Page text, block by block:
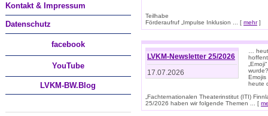
Kontakt & Impressum
Datenschutz
facebook
YouTube
LVKM-BW.Blog
Teilhabe
Förderaufruf „Impulse Inklusion ... [ mehr]
LVKM-Newsletter 25/2026
17.07.2026
…
Emojis
heute
„Fachternationalen Theaterinstitut (ITI)
25/2026 haben wir folgende Themen ... [